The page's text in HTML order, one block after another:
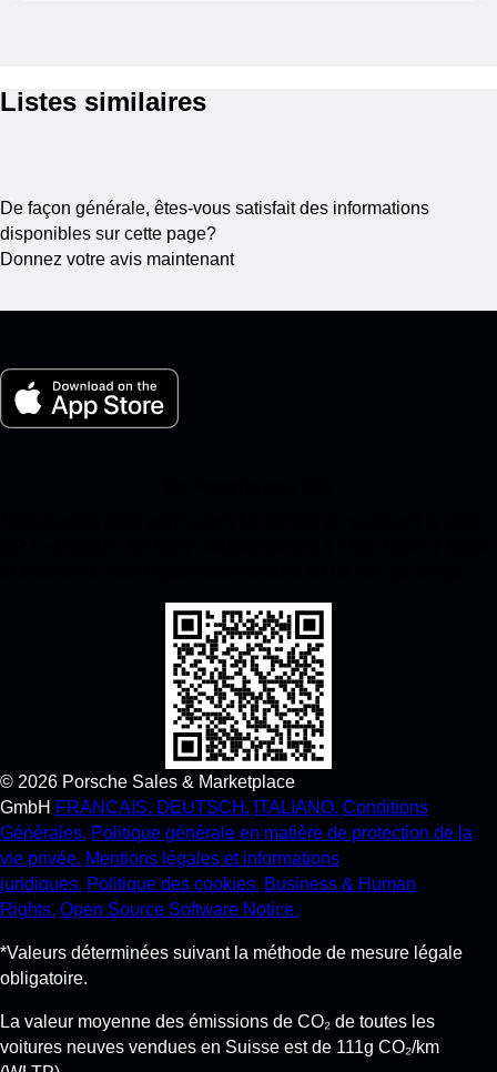
Listes similaires
De façon générale, êtes-vous satisfait des informations
disponibles sur cette page?
Donnez votre avis maintenant
© 2026 Porsche Sales & Marketplace
GmbH FRANCAIS. DEUTSCH. ITALIANO. Conditions
Générales. Politique générale en matière de protection de la
vie privée. Mentions légales et informations
juridiques. Politique des cookies. Business & Human
Rights. Open Source Software Notice.
*Valeurs déterminées suivant la méthode de mesure légale
obligatoire.
La valeur moyenne des émissions de CO₂ de toutes les
voitures neuves vendues en Suisse est de 111g CO₂/km